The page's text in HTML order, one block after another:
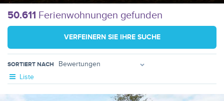
50.611 Ferienwohnungen gefunden
VERFEINERN SIE IHRE SUCHE
SORTIERT NACH
Liste